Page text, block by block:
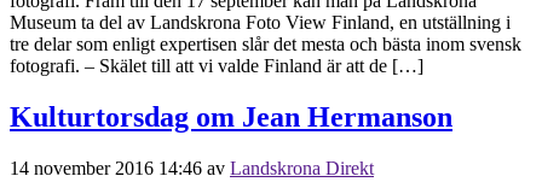
Museum ta del av Landskrona Foto View Finland, en utställning i
tre delar som enligt expertisen slår det mesta och bästa inom svensk
fotografi. – Skälet till att vi valde Finland är att de […]
Kulturtorsdag om Jean Hermanson
14 november 2016 14:46 av Landskrona Direkt